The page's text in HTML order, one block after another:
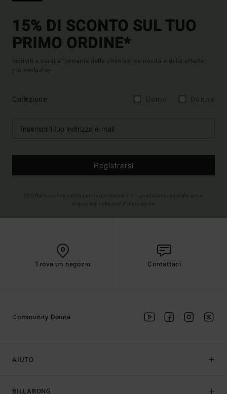
15% DI SCONTO SUL TUO
PRIMO ORDINE*
Iscriviti e sarai al corrente delle ultimissime novità e delle offerte
più esclusive.
Collezione
Registrarsi
Trova un negozio Contattaci
AIUTO
BILLABONG
Community Donna